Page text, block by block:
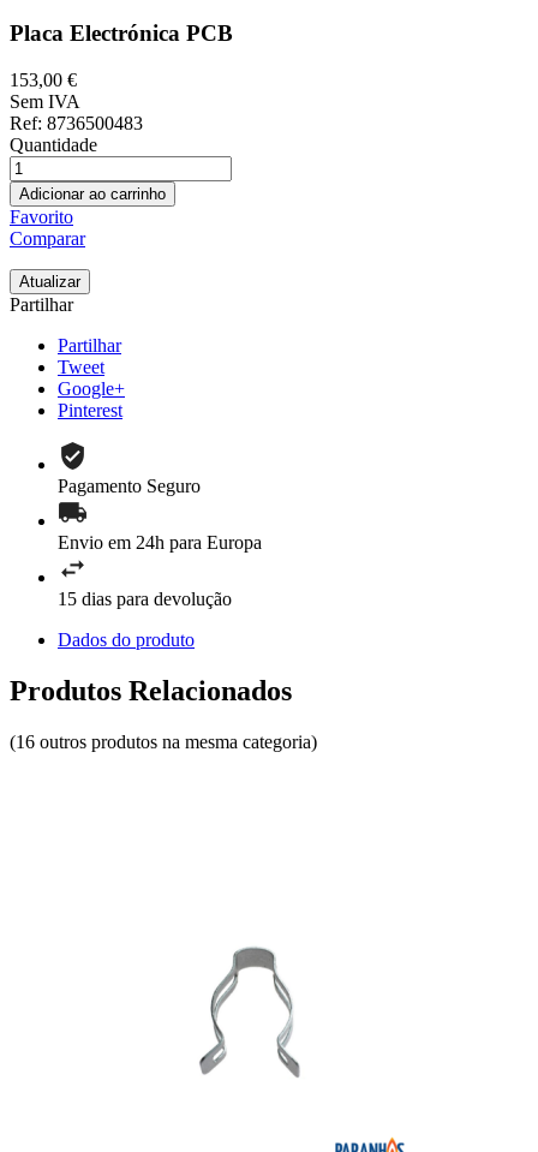
Placa Electrónica PCB
153,00 €
Sem IVA
Ref: 8736500483
Quantidade
Adicionar ao carrinho
Favorito
Comparar
Partilhar
Partilhar
Tweet
Google+
Pinterest
Pagamento Seguro
Envio em 24h para Europa
15 dias para devolução
Dados do produto
Produtos Relacionados
(16 outros produtos na mesma categoria)